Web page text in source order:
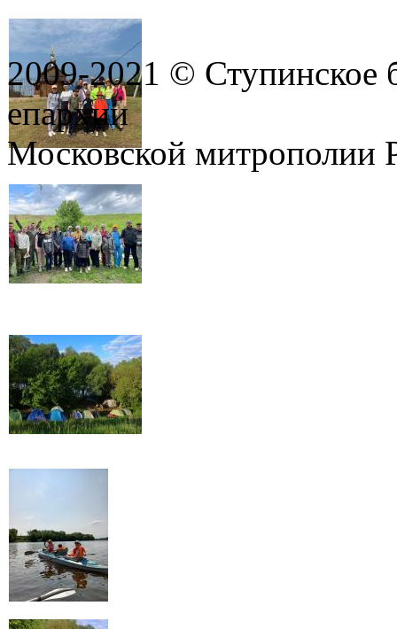
2009-2021 © Ступинское
епархии
Московской митрополии